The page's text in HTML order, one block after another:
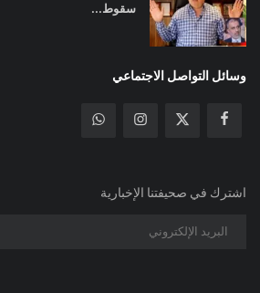
سقوط...
وسائل التواصل الاجتماعي
اشترك في صحيفتنا الإخبارية